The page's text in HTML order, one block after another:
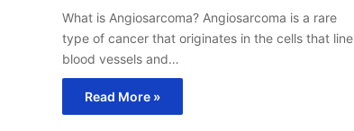
What is Angiosarcoma? Angiosarcoma is a rare
type of cancer that originates in the cells that line
blood vessels and…
Read More »